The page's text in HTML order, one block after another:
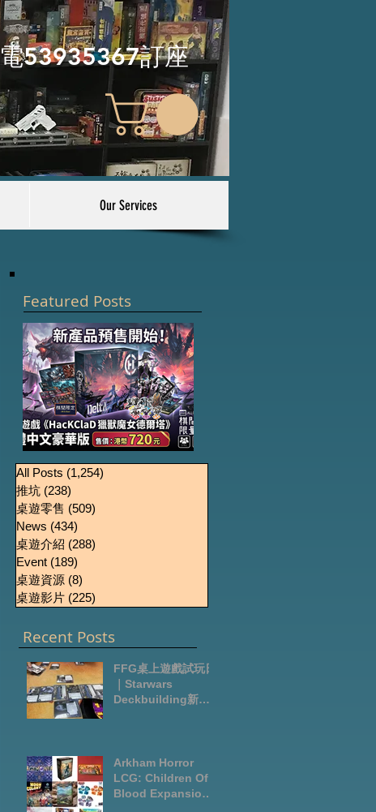
53935367訂座
Our Services
Featured Posts
《HacKClaD獵獸魔女
德爾塔》繁體中文豪
華版開放預售
All Posts (1,254)
推坑 (238)
桌遊零售 (509)
News (434)
桌遊介紹 (288)
Event (189)
桌遊資源 (8)
桌遊影片 (225)
Recent Posts
FFG桌上遊戲試玩日
｜Starwars
Deckbuilding新擴
deck
Arkham Horror
LCG: Children Of
Blood Expansion